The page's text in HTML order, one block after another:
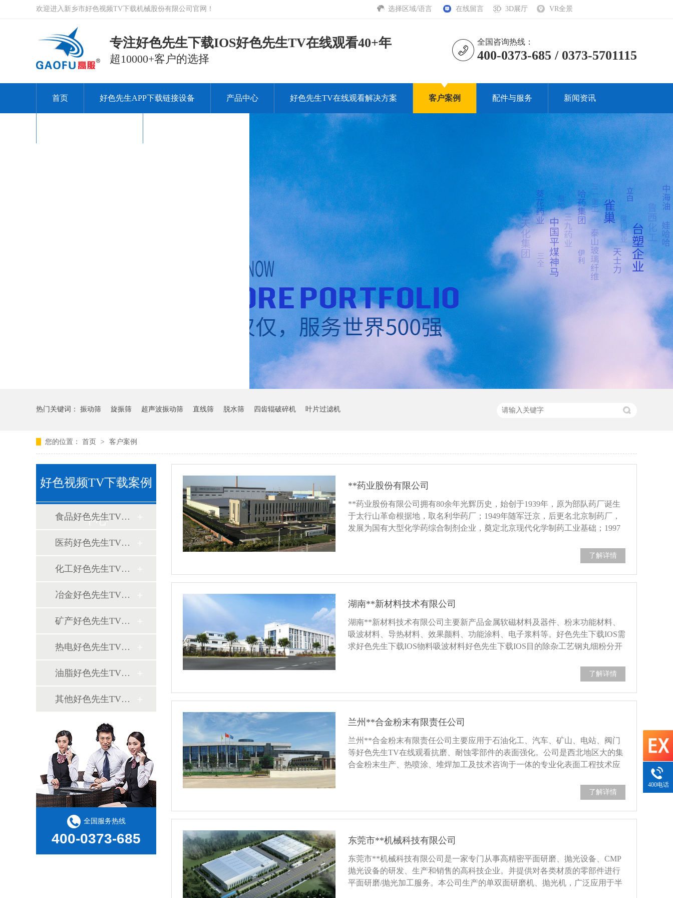
选择区域/语言 在线留言 3D展厅 VR全景
欢迎进入新乡市好色视频TV下载机械股份有限公司官网！
专注好色先生下载IOS好色先生TV在线观看40+年
超10000+客户的选择
全国咨询热线：
400-0373-685 / 0373-5701115
首页 好色先生APP下载链接设备 产品中心 好色先生TV在线观看解决方案 客户案例 配件与服务 新闻资讯
热门关键词： 振动筛 旋振筛 超声波振动筛 直线筛 脱水筛 四齿辊破碎机 叶片过滤机
您的位置： 首页 > 客户案例
**药业股份有限公司
**药业股份有限公司拥有80余年光辉历史，始创于1939年，原为部队药厂诞生
于太行山革命根据地，取名利华药厂；1949年随军迁京，后更名北京制药厂，
发展为国有大型化学药综合制剂企业，奠定北京现代化学制药工业基础；1997
了解详情
湖南**新材料技术有限公司
湖南**新材料技术有限公司主要新产品金属软磁材料及器件、粉末功能材料、
吸波材料、导热材料、效果颜料、功能涂料、电子浆料等。好色先生下载IOS需
求好色先生下载IOS物料吸波材料好色先生下载IOS目的除杂工艺钢丸细粉分开
色先生下载IOS目数10目、80目筛网编织网材质不锈钢物料特性吸波材料是指能
了解详情
兰州**合金粉末有限责任公司
兰州**合金粉末有限责任公司主要应用于石油化工、汽车、矿山、电站、阀门
等好色先生TV在线观看抗磨、耐蚀零部件的表面强化。公司是西北地区大的集
合金粉末生产、热喷涂、堆焊加工及技术咨询于一体的专业化表面工程技术应
了解详情
东莞市**机械科技有限公司
东莞市**机械科技有限公司是一家专门从事高精密平面研磨、抛光设备、CMP
抛光设备的研发、生产和销售的高科技企业。并提供对各类材质的零部件进行
平面研磨/抛光加工服务。本公司生产的单双面研磨机、抛光机，广泛应用于半
好色视频TV下载案例
中心 食品好色先生TV在线观看案例
医药好色先生TV在线观看案例
化工好色先生TV在线观看案例
冶金好色先生TV在线观看案例
矿产好色先生TV在线观看案例
热电好色先生TV在线观看案例
油脂好色先生TV在线观看案例
其他好色先生TV在线观看案例
全国服务热线
400-0373-685
400电话